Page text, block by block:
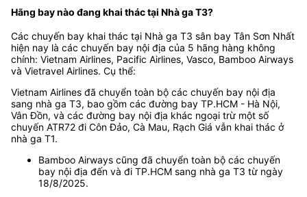
Hãng bay nào đang khai thác tại Nhà ga T3?
Các chuyến bay khai thác tại Nhà ga T3 sân bay Tân Sơn Nhất
hiện nay là các chuyến bay nội địa của 5 hãng hàng không
chính: Vietnam Airlines, Pacific Airlines, Vasco, Bamboo Airways
và Vietravel Airlines. Cụ thể:
Vietnam Airlines đã chuyển toàn bộ các chuyến bay nội địa
sang nhà ga T3, bao gồm các đường bay TP.HCM - Hà Nội,
Vân Đồn, và các đường bay nội địa khác ngoại trừ một số
chuyến ATR72 đi Côn Đảo, Cà Mau, Rạch Giá vẫn khai thác ở
nhà ga T1.
Bamboo Airways cũng đã chuyển toàn bộ các chuyến
bay nội địa đến và đi TP.HCM sang nhà ga T3 từ ngày
18/8/2025.